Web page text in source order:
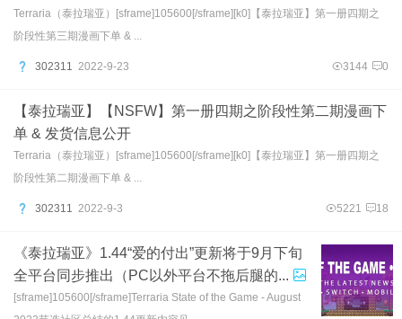
Terraria（泰拉瑞亚）[sframe]105600[/sframe][k0]【泰拉瑞亚】第一册四期之
阶段性第三期漫画下单 & ...
302311 2022-9-23 3144 0
【泰拉瑞亚】【NSFW】第一册四期之阶段性第二期漫画下
单 & 发货信息公开
Terraria（泰拉瑞亚）[sframe]105600[/sframe][k0]【泰拉瑞亚】第一册四期之
阶段性第二期漫画下单 & ...
302311 2022-9-3 5221 18
《泰拉瑞亚》1.44“爱的付出”更新将于9月下旬
全平台同步推出（PC以外平台不拖后腿的...
[sframe]105600[/sframe]Terraria State of the Game - August